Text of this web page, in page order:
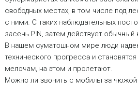
свободных местах, в том числе под
с ними. С таких наблюдательных
засечь PIN, затем действует обычный
В нашем суматошном мире люди
технического прогресса и
мелочам, на этом и пролетают.
Можно ли звонить с мобилы за чюжой